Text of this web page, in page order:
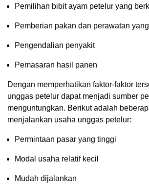
Pemilihan bibit ayam petelur yang
Pemberian pakan dan perawatan
Pengendalian penyakit
Pemasaran hasil panen
Dengan memperhatikan faktor-faktor
unggas petelur dapat menjadi sumber
menguntungkan. Berikut adalah
menjalankan usaha unggas petelur:
Permintaan pasar yang tinggi
Modal usaha relatif kecil
Mudah dijalankan